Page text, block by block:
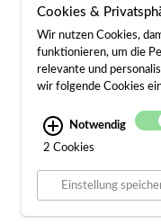
Cookies &
Wir nutzen Cookies,
funktionieren, um die
relevante und
wir folgende Cookies
Notwendig
2 Cookies
Einstellung